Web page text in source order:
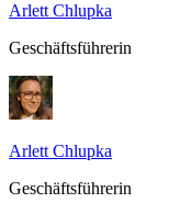
Arlett Chlupka
Geschäftsführerin
Arlett Chlupka
Geschäftsführerin